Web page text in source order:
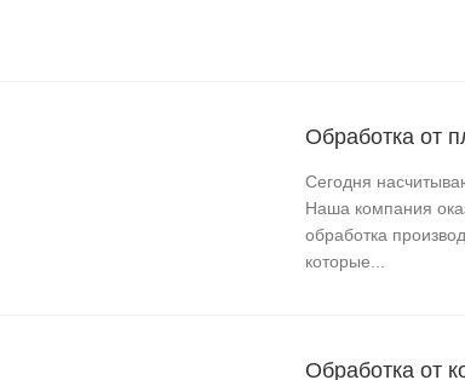
Обработка от
Сегодня
Наша компания
обработка
которые...
Обработка от